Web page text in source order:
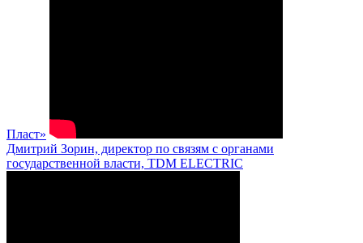
Пласт»
Дмитрий Зорин, директор по связям с органами
государственной власти, TDM ELECTRIC